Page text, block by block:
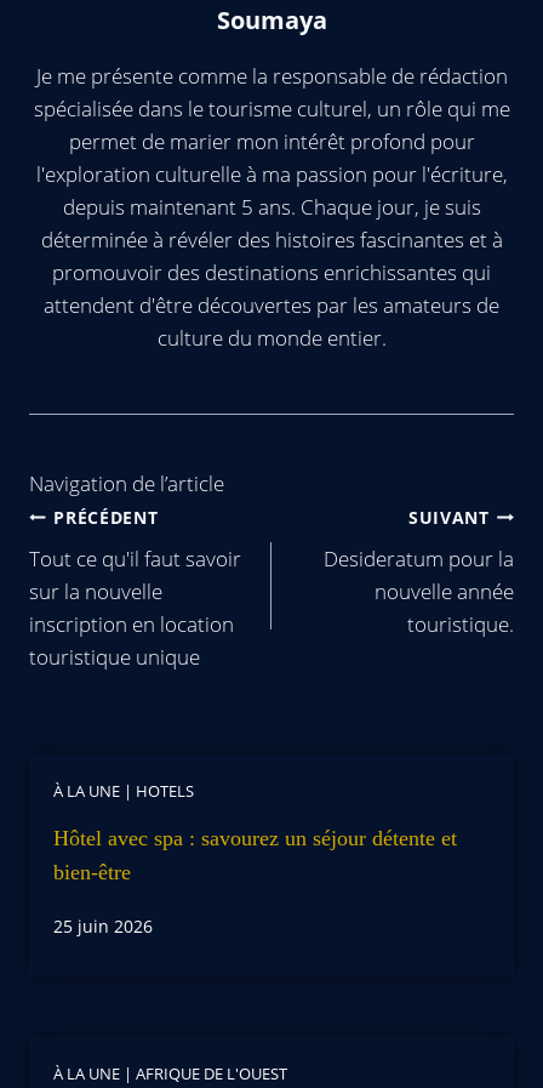
Soumaya
Je me présente comme la responsable de rédaction
spécialisée dans le tourisme culturel, un rôle qui me
permet de marier mon intérêt profond pour
l'exploration culturelle à ma passion pour l'écriture,
depuis maintenant 5 ans. Chaque jour, je suis
déterminée à révéler des histoires fascinantes et à
promouvoir des destinations enrichissantes qui
attendent d'être découvertes par les amateurs de
culture du monde entier.
Navigation de l’article
PRÉCÉDENT
Tout ce qu'il faut savoir
sur la nouvelle
inscription en location
touristique unique
SUIVANT
Desideratum pour la
nouvelle année
touristique.
À LA UNE | HOTELS
Hôtel avec spa : savourez un séjour détente et
bien-être
25 juin 2026
À LA UNE | AFRIQUE DE L'OUEST